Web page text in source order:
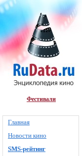
Фестивали
Главная
Новости кино
SMS-рейтинг